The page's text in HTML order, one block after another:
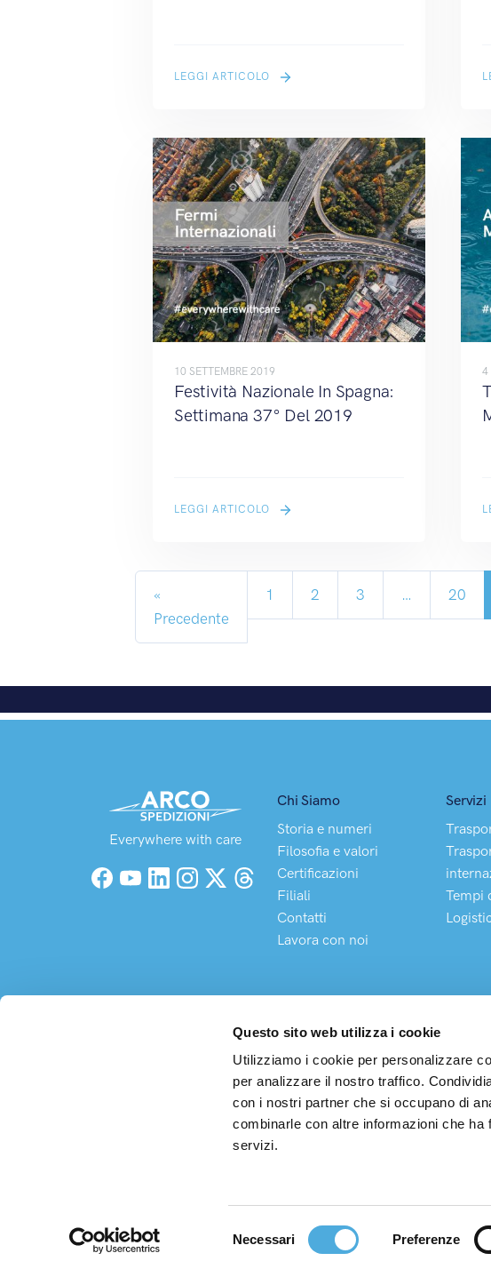
Questo sito web utilizza i cookie
Utilizziamo i cookie per personalizzare
per analizzare il nostro traffico.
con i nostri partner che si occupano di
combinarle con altre informazioni che
servizi.
Necessari Preferenze
LEGGI ARTICOLO
10 SETTEMBRE 2019
Festività Nazionale In Spagna:
Settimana 37° Del 2019
LEGGI ARTICOLO
4
«
Precedente
1 2 3 … 20
Everywhere with care
Facebook
YouTubeLinkedInInstagramX (Twitter)
Threads
Chi Siamo
Storia e numeri
Filosofia e valori
Certificazioni
Filiali
Contatti
Lavora con noi
Servizi
Tempi
Arco Spedizioni S.p.A
Sede Legale e